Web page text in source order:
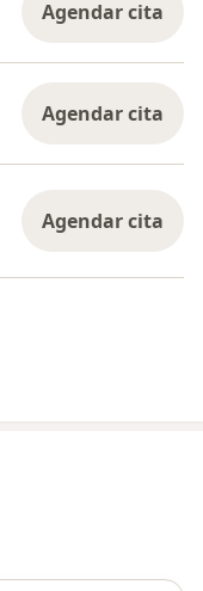
Agendar cita
Agendar cita
Agendar cita